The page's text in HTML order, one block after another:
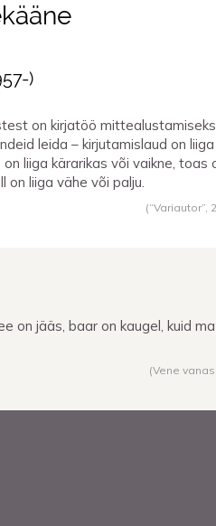
-)
on kirjatöö mittealustamiseks
leida – kirjutamislaud on liiga
liiga kärarikas või vaikne, toas
on liiga vähe või palju.
(“Variautor”,
on jääs, baar on kaugel, kuid ma
(Vene